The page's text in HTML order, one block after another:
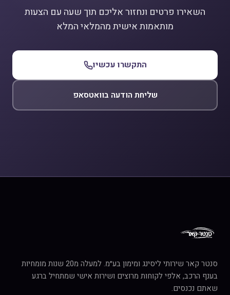
השאירו פרטים ונחזור אליכם תוך שעה עם הצעות
מותאמות אישית מהמלאי המלא
התקשרו עכשיו
שליחת הודעה בוואטסאפ
סנטר קאר שירותי ליסינג ומימון בע״מ. למעלה מ20 שנות מומחיות
בענף הרכב, אלפי לקוחות מרוצים ושירות אישי שמתחיל ברגע
שאתם נכנסים.